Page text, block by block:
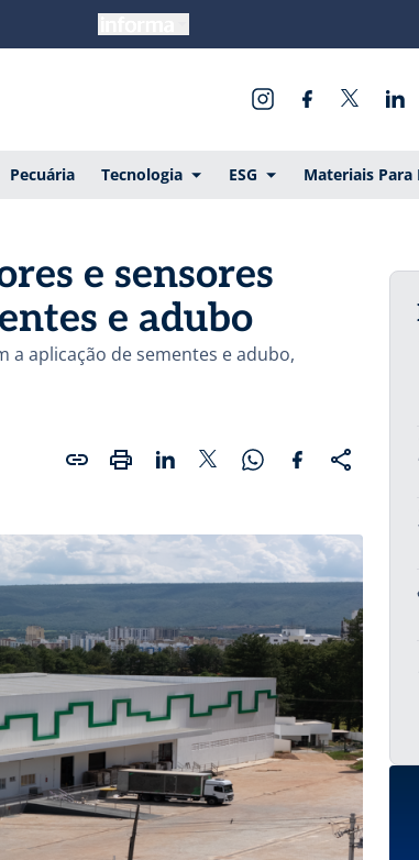
Pecuária Tecnologia ESG Materiais Para
e sensores
e adubo
aplicação de sementes e adubo,